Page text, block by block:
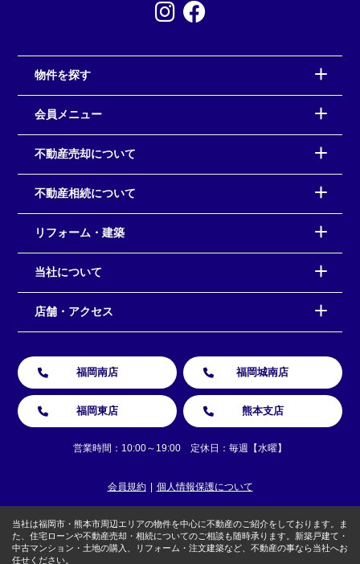
物件を探す
会員メニュー
不動産売却について
不動産相続について
リフォーム・建築
当社について
店舗・アクセス
福岡南店 福岡城南店
福岡東店 熊本支店
営業時間：10:00～19:00 定休日：毎週【水曜】
会員規約 個人情報保護について
当社は福岡市・熊本市周辺エリアの物件を中心に不動産のご紹介をしております。ま
た、住宅ローンや不動産売却・相続についてのご相談も随時承ります。新築戸建て・
中古マンション・土地の購入、リフォーム・注文建築など、不動産の事なら当社へお
任せください。